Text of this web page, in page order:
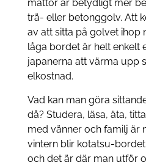
mattor är betydligt mer
trä- eller betonggolv. Att
av att sitta på golvet ihop
låga bordet är helt enkelt
japanerna att värma upp
elkostnad.
Vad kan man göra
då? Studera, läsa, äta,
med vänner och familj är
vintern blir kotatsu-
och det är där man utför